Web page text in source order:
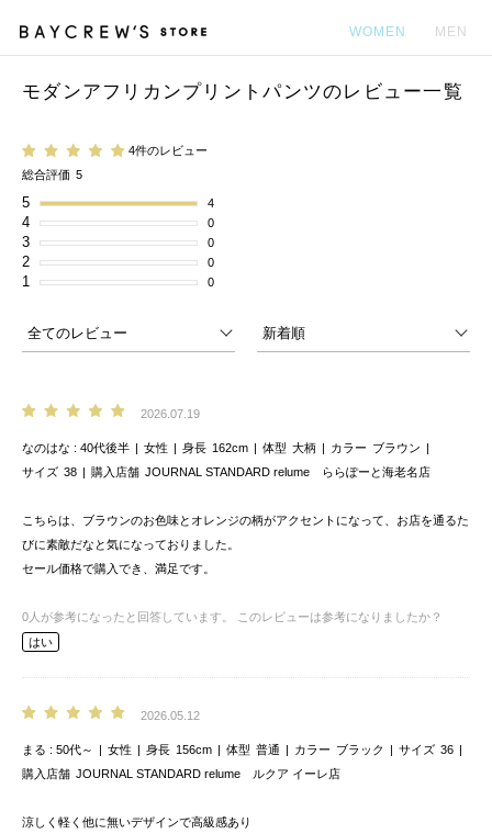
WOMEN MEN
モダンアフリカンプリントパンツのレビュー一覧
4件のレビュー
総合評価 5
5 4
4 0
3 0
2 0
1 0
2026.07.19
なのはな 40代後半 女性 身長 162cm 体型 大柄 カラー ブラウン
サイズ 38 購入店舗 JOURNAL STANDARD relume ららぽーと海老名店
こちらは、ブラウンのお色味とオレンジの柄がアクセントになって、お店を通るた
びに素敵だなと気になっておりました。
セール価格で購入でき、満足です。
0 人が参考になったと回答しています。
このレビューは参考になりましたか？
はい
2026.05.12
まる 50代～ 女性 身長 156cm 体型 普通 カラー ブラック サイズ 36
購入店舗 JOURNAL STANDARD relume ルクア イーレ店
涼しく軽く他に無いデザインで高級感あり